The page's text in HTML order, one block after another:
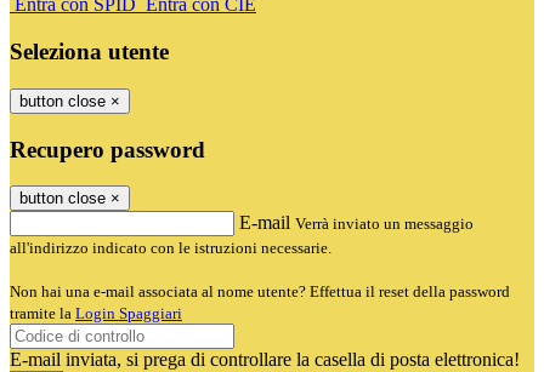
Entra con SPID Entra con CIE
Seleziona utente
button close ×
Recupero password
button close ×
E-mail Verrà inviato un messaggio
all'indirizzo indicato con le istruzioni necessarie.
Non hai una e-mail associata al nome utente? Effettua il reset della password
tramite la Login Spaggiari
E-mail inviata, si prega di controllare la casella di posta elettronica!